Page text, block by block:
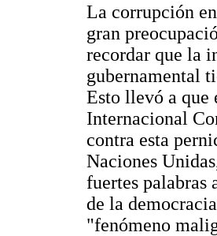
La corrupción
gran
recordar que la
gubernamental
Esto llevó a que
Internacional
contra esta
Naciones
fuertes palabras
de la
"fenómeno